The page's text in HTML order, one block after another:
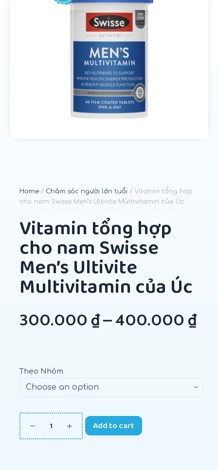
Home / Chăm sóc người lớn tuổi / Vitamin tổng hợp
cho nam Swisse Men’s Ultivite Multivitamin của Úc
Vitamin tổng hợp
cho nam Swisse
Men’s Ultivite
Multivitamin của Úc
300.000 ₫–400.000 ₫
Theo Nhóm
Add to cart